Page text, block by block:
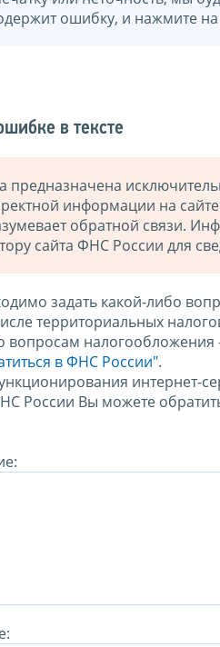
ошибку, и нажмите
в тексте
предназначена
информации на
обратной связи.
сайта ФНС России для
задать какой-либо
территориальных
вопросам налогообложения
в ФНС России".
интернет-
России Вы можете